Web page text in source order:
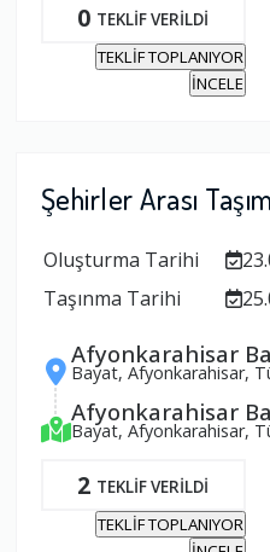
0 TEKLİF VERİLDİ
TEKLİF TOPLANIYOR
İNCELE
Şehirler Arası
Oluşturma Tarihi
Taşınma Tarihi
Afyonkarahisar
Bayat, Afyonkarahisar,
Afyonkarahisar
Bayat, Afyonkarahisar,
2 TEKLİF VERİLDİ
TEKLİF TOPLANIYOR